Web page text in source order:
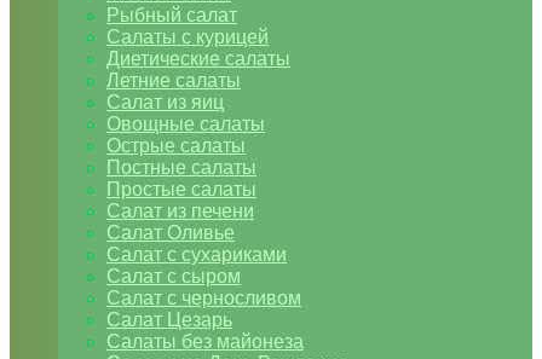
Рыбный салат
Салаты с курицей
Диетические салаты
Летние салаты
Салат из яиц
Овощные салаты
Острые салаты
Постные салаты
Простые салаты
Салат из печени
Салат Оливье
Салат с сухариками
Салат с сыром
Салат с черносливом
Салат Цезарь
Салаты без майонеза